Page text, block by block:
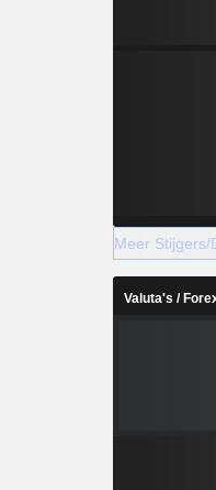
Meer Stijgers/
Valuta's /